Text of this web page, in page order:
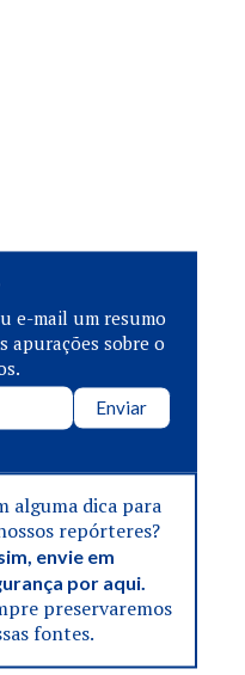
e-mail um resumo
apurações sobre o
Enviar
alguma dica para
repórteres?
envie em
por aqui.
preservaremos
fontes.